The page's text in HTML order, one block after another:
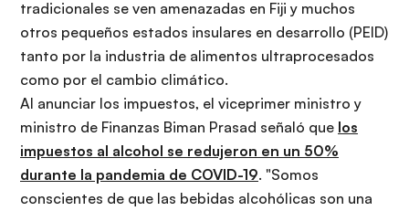
tradicionales se ven amenazadas en Fiji y muchos
otros pequeños estados insulares en desarrollo (PEID)
tanto por la industria de alimentos ultraprocesados ​​
como por el cambio climático.
Al anunciar los impuestos, el viceprimer ministro y
ministro de Finanzas Biman Prasad señaló que los
impuestos al alcohol se redujeron en un 50%
durante la pandemia de COVID-19. "Somos
conscientes de que las bebidas alcohólicas son una